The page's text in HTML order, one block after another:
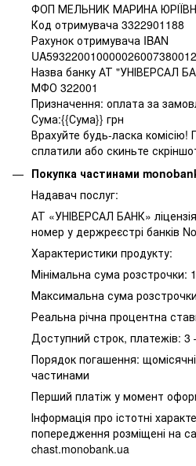
ФОП МЕЛЬНИК МАРИНА
Код отримувача 3322901188
Рахунок отримувача IBAN
Назва банку АТ "УНІВЕРСАЛ
МФО 322001
Призначення: оплата за
Сума:{{Сума}} грн
Врахуйте будь-ласка
сплатили або скиньте
Покупка частинами
Надавач послуг:
АТ «УНІВЕРСАЛ БАНК»
номер у держреєстрі банків
Характеристики продукту:
Мінімальна сума розстрочки:
Максимальна сума
Реальна річна процентна
Доступний строк, платежів:
Порядок погашення:
частинами
Перший платіж у момент
Інформація про істотні
попередження розміщені на
chast.monobank.ua